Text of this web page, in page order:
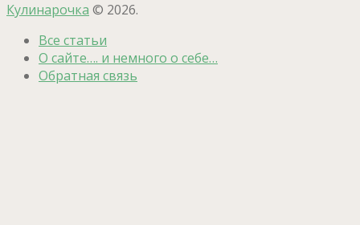
Кулинарочка © 2026.
Все статьи
О сайте…. и немного о себе…
Обратная связь